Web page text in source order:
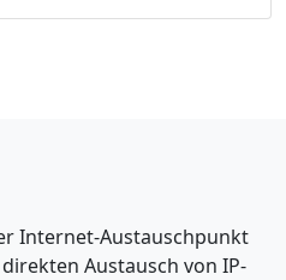
Internet-Austauschpunkt
Austausch von IP-